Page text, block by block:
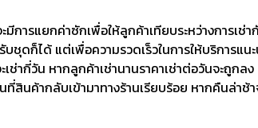
มีการแยกค่าซักเพื่อให้ลูกค้าเทียบระหว่างการเช่
ชุดก็ได้ แต่เพื่อความรวดเร็วในการให้บริการแ
ช่ากี่วัน หากลูกค้าเช่านานราคาเช่าต่อวันจะถูกลง
นค้ากลับเข้ามาทางร้านเรียบร้อย หากคืนล่าช้า